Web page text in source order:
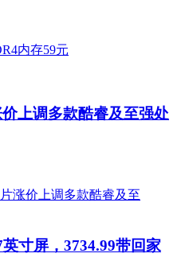
上调多款酷睿及至强处
寸屏，3734.99带回家